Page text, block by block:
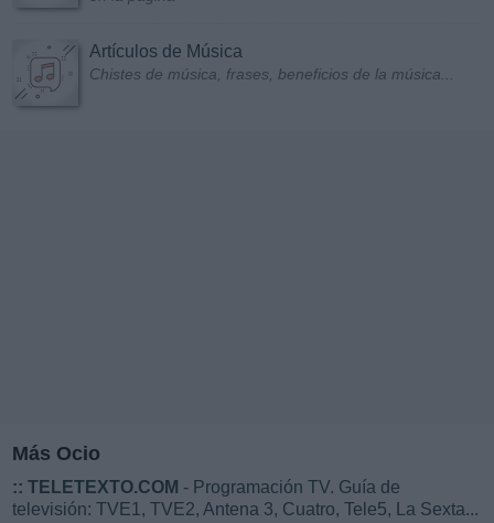
Artículos de Música
Chistes de música, frases, beneficios de la música...
Más Ocio
:: TELETEXTO.COM - Programación TV. Guía de
televisión: TVE1, TVE2, Antena 3, Cuatro, Tele5, La Sexta...